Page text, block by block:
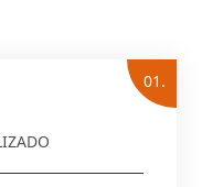
01.